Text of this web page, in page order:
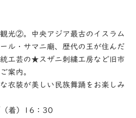
光②。中央アジア最古のイスラム
ル・サマニ廟、歴代の王が住んだ
工芸の★スザニ刺繍工房など旧市
案内。
衣装が美しい民族舞踊をお楽しみ
（着）16：30